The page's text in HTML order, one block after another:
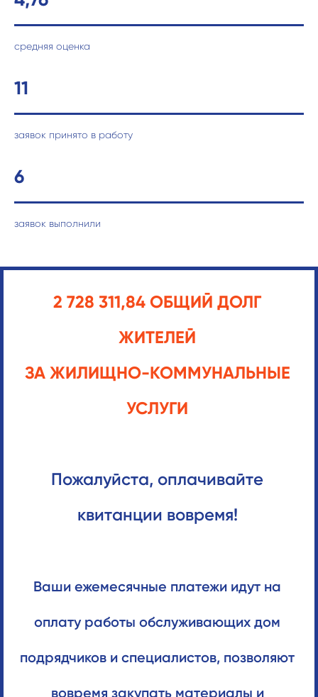
средняя оценка
11
заявок принято в работу
6
заявок выполнили
2 728 311,84 ОБЩИЙ ДОЛГ
ЖИТЕЛЕЙ
ЗА ЖИЛИЩНО-КОММУНАЛЬНЫЕ
УСЛУГИ
Пожалуйста, оплачивайте
квитанции вовремя!
Ваши ежемесячные платежи идут на
оплату работы обслуживающих дом
подрядчиков и специалистов, позволяют
вовремя закупать материалы и